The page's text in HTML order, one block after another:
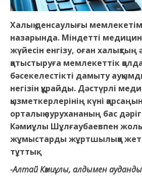
Халық денсаулығы
назарында. Міндетті
жүйесін енгізу, оған халықтың
қатыстыруға мемлекеттік
бәсекелестікті дамыту
негізін құрайды. Дәстүрлі
қызметкерлерінің күні
орталық аурухананың бас
Кәмиұлы Шұлғаубаевпен
жұмыстарды жұртшылыққа
тұттық.
-Алтай Кәмиұлы, алдымен